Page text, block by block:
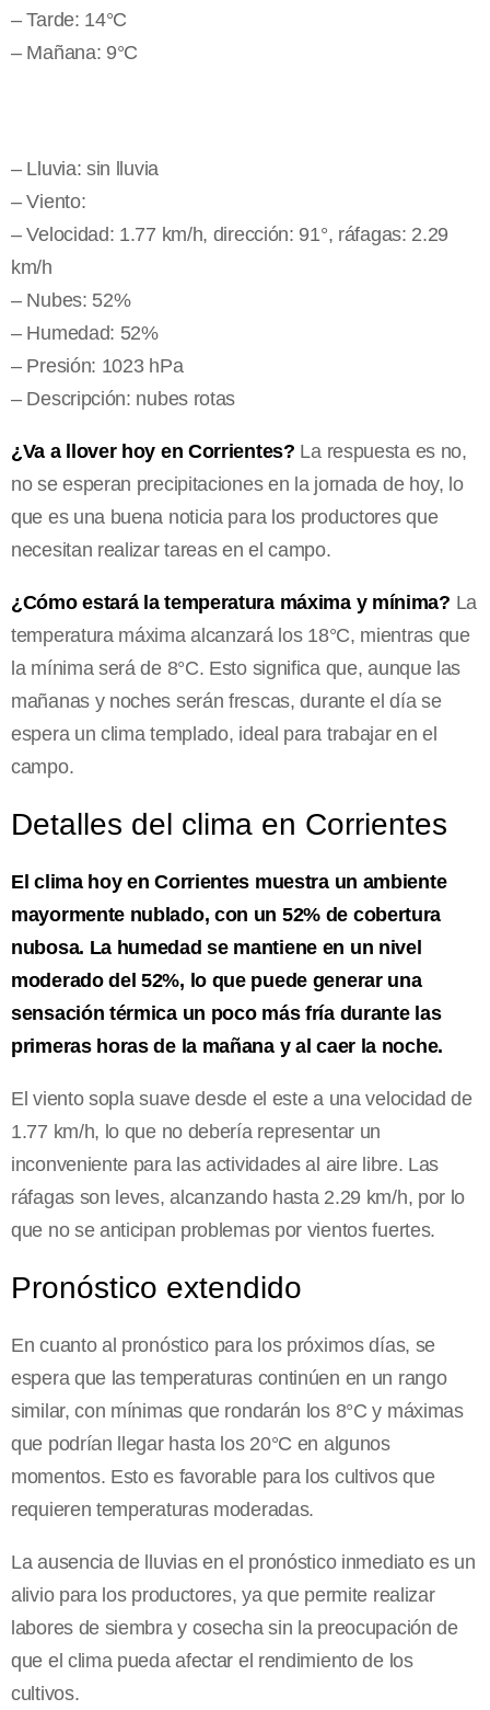
– Tarde: 14°C
– Mañana: 9°C
– Lluvia: sin lluvia
– Viento:
– Velocidad: 1.77 km/h, dirección: 91°, ráfagas: 2.29
km/h
– Nubes: 52%
– Humedad: 52%
– Presión: 1023 hPa
– Descripción: nubes rotas
¿Va a llover hoy en Corrientes? La respuesta es no,
no se esperan precipitaciones en la jornada de hoy, lo
que es una buena noticia para los productores que
necesitan realizar tareas en el campo.
¿Cómo estará la temperatura máxima y mínima? La
temperatura máxima alcanzará los 18°C, mientras que
la mínima será de 8°C. Esto significa que, aunque las
mañanas y noches serán frescas, durante el día se
espera un clima templado, ideal para trabajar en el
campo.
Detalles del clima en Corrientes
El clima hoy en Corrientes muestra un ambiente
mayormente nublado, con un 52% de cobertura
nubosa. La humedad se mantiene en un nivel
moderado del 52%, lo que puede generar una
sensación térmica un poco más fría durante las
primeras horas de la mañana y al caer la noche.
El viento sopla suave desde el este a una velocidad de
1.77 km/h, lo que no debería representar un
inconveniente para las actividades al aire libre. Las
ráfagas son leves, alcanzando hasta 2.29 km/h, por lo
que no se anticipan problemas por vientos fuertes.
Pronóstico extendido
En cuanto al pronóstico para los próximos días, se
espera que las temperaturas continúen en un rango
similar, con mínimas que rondarán los 8°C y máximas
que podrían llegar hasta los 20°C en algunos
momentos. Esto es favorable para los cultivos que
requieren temperaturas moderadas.
La ausencia de lluvias en el pronóstico inmediato es un
alivio para los productores, ya que permite realizar
labores de siembra y cosecha sin la preocupación de
que el clima pueda afectar el rendimiento de los
cultivos.